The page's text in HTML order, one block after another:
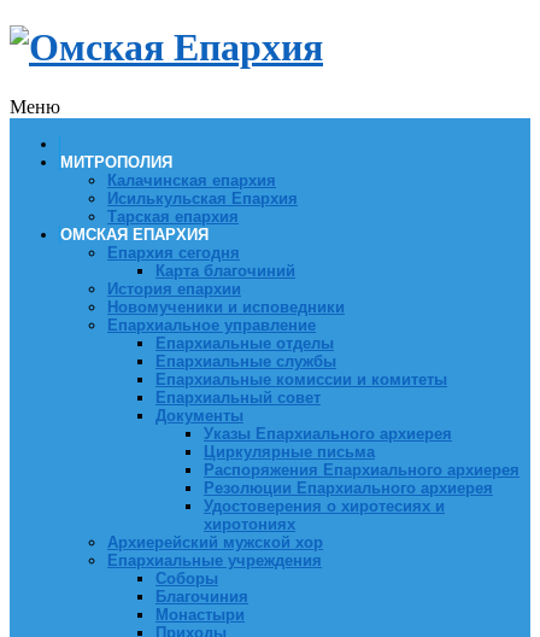
Меню
МИТРОПОЛИЯ
Калачинская епархия
Исилькульская Епархия
Тарская епархия
ОМСКАЯ ЕПАРХИЯ
Епархия сегодня
Карта благочиний
История епархии
Новомученики и исповедники
Епархиальное управление
Епархиальные отделы
Епархиальные службы
Епархиальные комиссии и комитеты
Епархиальный совет
Документы
Указы Епархиального архиерея
Циркулярные письма
Распоряжения Епархиального архиерея
Резолюции Епархиального архиерея
Удостоверения о хиротесиях и
хиротониях
Архиерейский мужской хор
Епархиальные учреждения
Соборы
Благочиния
Монастыри
Приходы